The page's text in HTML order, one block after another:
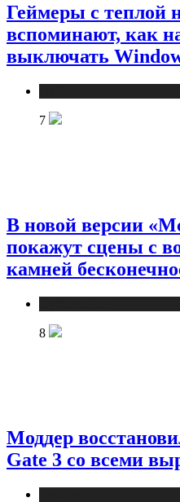
Геймеры с теплой
вспоминают, как
выключать
7
В новой версии
покажут сцены с
камней
8
Моддер
Gate 3 со всеми